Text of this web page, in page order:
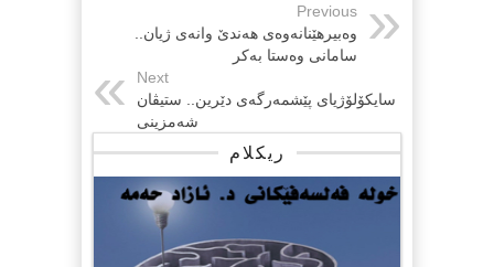
Previous
وەبیرهێنانەوەی هەندێ وانەی ژیان..
سامانی وەستا بەکر
Next
سایکۆلۆژیاى پێشمەرگەى دێرین.. ستیڤان
شەمزینی
ریکلام